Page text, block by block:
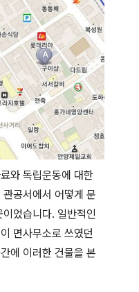
와 독립운동에 대한
공서에서 어떻게 문
었습니다. 일반적인
면사무소로 쓰였던
에 이러한 건물을 본